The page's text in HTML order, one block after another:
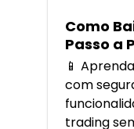
Como
Passo a
📱
com
trading